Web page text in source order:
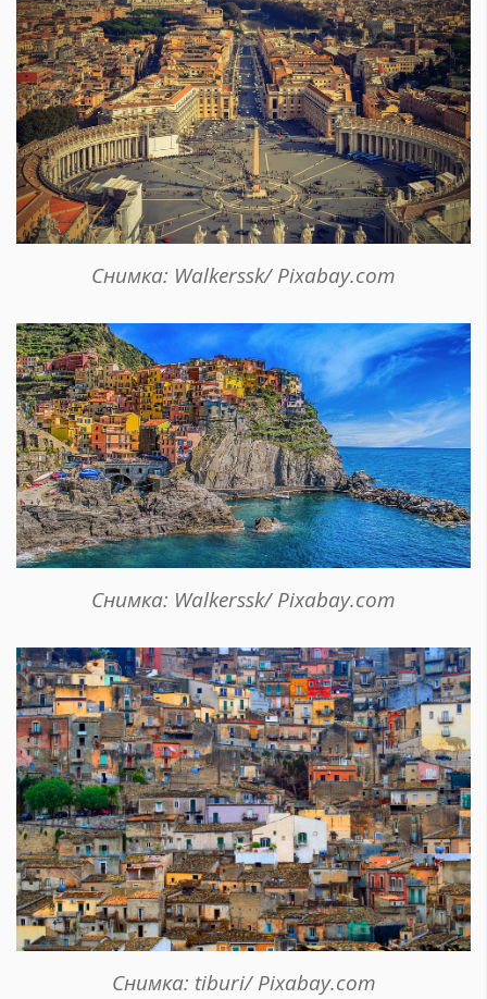
Снимка: Walkerssk/ Pixabay.com
Снимка: Walkerssk/ Pixabay.com
Снимка: tiburi/ Pixabay.com